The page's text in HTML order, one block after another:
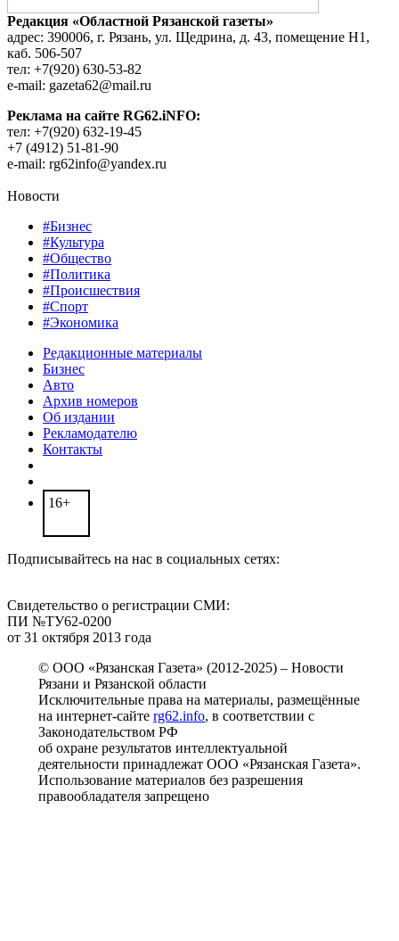
Редакция «Областной Рязанской газеты»
адрес: 390006, г. Рязань, ул. Щедрина, д. 43, помещение Н1,
каб. 506-507
тел: +7(920) 630-53-82
e-mail: gazeta62@mail.ru
Реклама на сайте RG62.iNFO:
тел: +7(920) 632-19-45
+7 (4912) 51-81-90
e-mail: rg62info@yandex.ru
Новости
#Бизнес
#Культура
#Общество
#Политика
#Происшествия
#Спорт
#Экономика
Редакционные материалы
Бизнес
Авто
Архив номеров
Об издании
Рекламодателю
Контакты
16+
Подписывайтесь на нас в социальных сетях:
Свидетельство о регистрации СМИ:
ПИ №ТУ62-0200
от 31 октября 2013 года
© ООО «Рязанская Газета» (2012-2025) – Новости
Рязани и Рязанской области
Исключительные права на материалы, размещённые
на интернет-сайте rg62.info, в соответствии с
Законодательством РФ
об охране результатов интеллектуальной
деятельности принадлежат ООО «Рязанская Газета».
Использование материалов без разрешения
правообладателя запрещено